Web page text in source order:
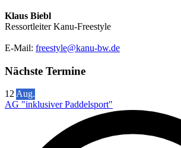
Klaus Biebl
Ressortleiter Kanu-Freestyle
E-Mail: freestyle@kanu-bw.de
Nächste Termine
12Aug.
AG "inklusiver Paddelsport"